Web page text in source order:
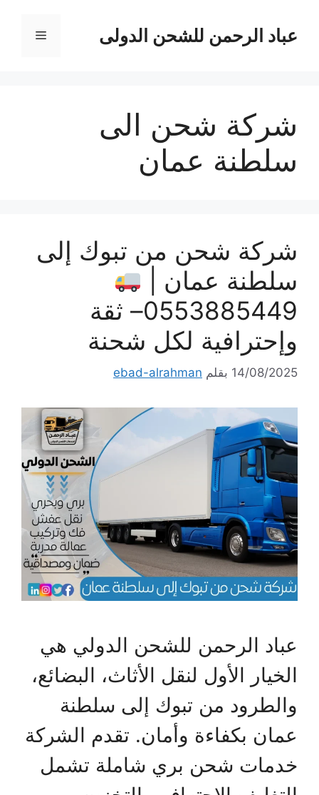
المحتوىعباد الرحمن للشحن الدولى القائمة
شركة شحن الى
سلطنة عمان
شركة شحن من تبوك إلى
سلطنة عمان |
0553885449– ثقة
وإحترافية لكل شحنة
14/08/2025 بقلم ebad-alrahman
عباد الرحمن للشحن الدولي هي
الخيار الأول لنقل الأثاث، البضائع،
والطرود من تبوك إلى سلطنة
عمان بكفاءة وأمان. تقدم الشركة
خدمات شحن بري شاملة تشمل